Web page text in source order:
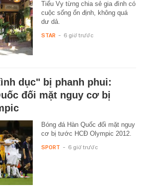
Tiểu Vy từng chia sẻ gia đình có
cuộc sống ổn định, không quá
dư dả.
STAR - 6 giờ trước
dục" bị phanh phui:
đối mặt nguy cơ bị
Bóng đá Hàn Quốc đối mặt nguy
cơ bị tước HCĐ Olympic 2012.
SPORT - 6 giờ trước